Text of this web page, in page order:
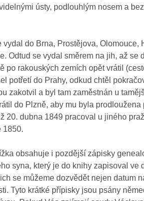
ústy, podlouhlým nosem a
do Brna, Prostějova, Olomouce,
Odtud se vydal směrem na jih, až se
po rakouských zemích opět vrátil
potřetí do Prahy, odkud chtěl
zakotvil a byl tam zaměstnán u
do Plzně, aby mu byla
20. dubna 1849 pracoval u jiného
1850.
obsahuje i pozdější zápisky
syna, který je do knihy zapisoval ve
se můžeme dozvědět nejen datum
Tyto krátké přípisky jsou psány